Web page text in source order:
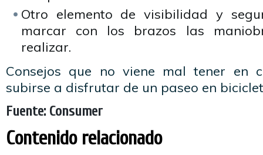
Otro elemento de visibilidad y
marcar con los brazos las
realizar.
Consejos que no viene mal tener en
subirse a disfrutar de un paseo en
Fuente: Consumer
Contenido relacionado